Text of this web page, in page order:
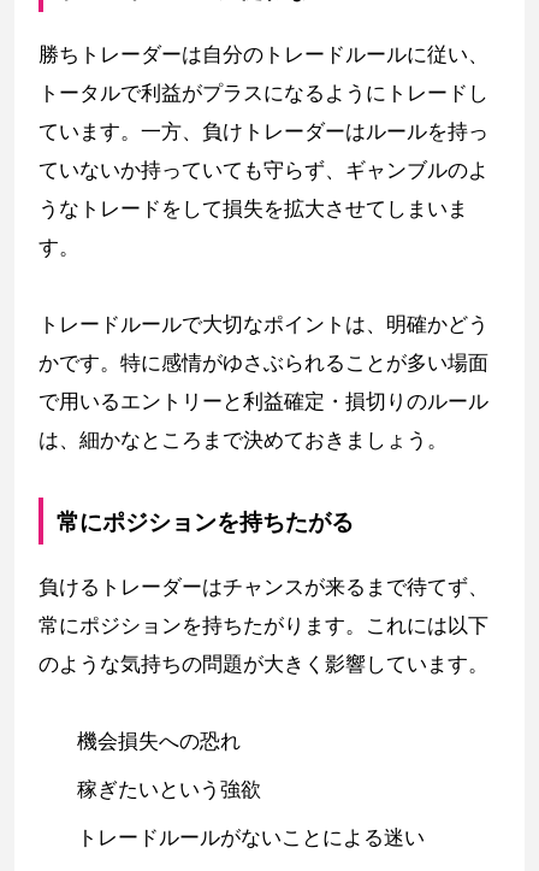
勝ちトレーダーは自分のトレードルールに従い、
トータルで利益がプラスになるようにトレードし
ています。一方、負けトレーダーはルールを持っ
ていないか持っていても守らず、ギャンブルのよ
うなトレードをして損失を拡大させてしまいま
す。
トレードルールで大切なポイントは、明確かどう
かです。特に感情がゆさぶられることが多い場面
で用いるエントリーと利益確定・損切りのルール
は、細かなところまで決めておきましょう。
常にポジションを持ちたがる
負けるトレーダーはチャンスが来るまで待てず、
常にポジションを持ちたがります。これには以下
のような気持ちの問題が大きく影響しています。
機会損失への恐れ
稼ぎたいという強欲
トレードルールがないことによる迷い